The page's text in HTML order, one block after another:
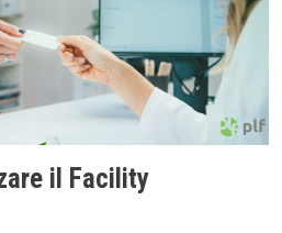
il Facility